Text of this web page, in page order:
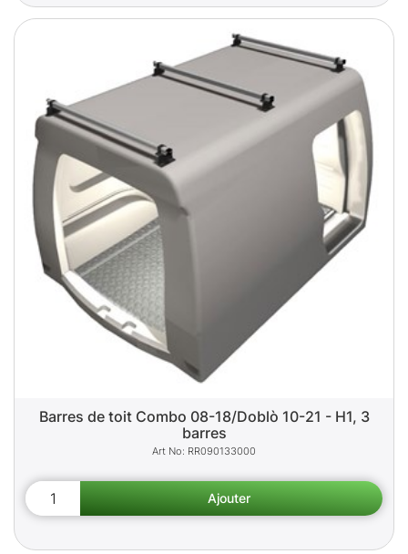
Barres de toit Combo 08-18/Doblò 10-21 - H1, 3
barres
RR090133000